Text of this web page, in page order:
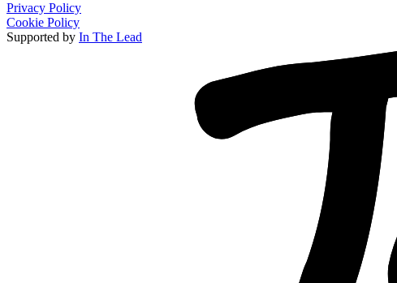
Privacy Policy
Cookie Policy
Supported by In The Lead